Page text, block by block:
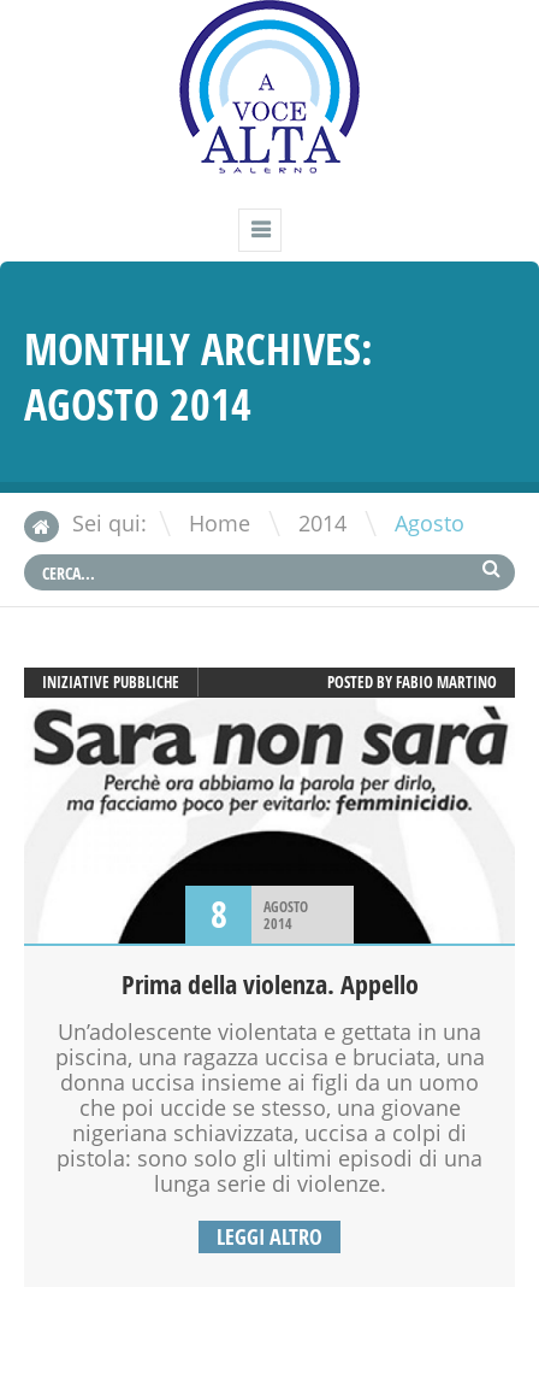
MONTHLY ARCHIVES:
AGOSTO 2014
Sei qui: Home \ 2014 \ Agosto
INIZIATIVE PUBBLICHE POSTED BYFABIO MARTINO
8
AGOSTO
2014
Prima della violenza. Appello
Un’adolescente violentata e gettata in una
piscina, una ragazza uccisa e bruciata, una
donna uccisa insieme ai figli da un uomo
che poi uccide se stesso, una giovane
nigeriana schiavizzata, uccisa a colpi di
pistola: sono solo gli ultimi episodi di una
lunga serie di violenze.
LEGGI ALTRO